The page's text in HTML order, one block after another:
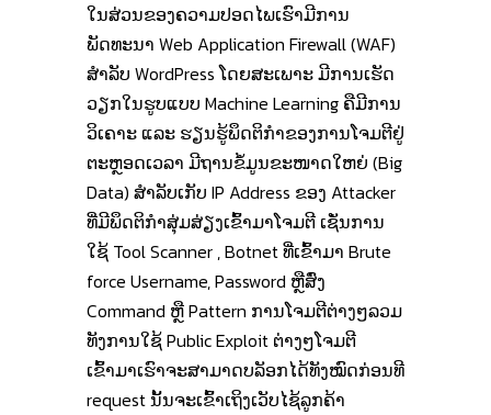
ໃນສ່ວນຂອງຄວາມປອດໄພເຮົາມີການ
ພັດທະນາ Web Application Firewall (WAF)
ສໍາລັບ WordPress ໂດຍສະເພາະ ມີການເຮັດ
ວຽກໃນຮູບແບບ Machine Learning ຄືມີການ
ວິເຄາະ ແລະ ຮຽນຮູ້ພຶດຕິກໍາຂອງການໂຈມຕີຢູ່
ຕະຫຼອດເວລາ ມີຖານຂໍ້ມູນຂະໜາດໃຫຍ່ (Big
Data) ສໍາລັບເກັບ IP Address ຂອງ Attacker
ທີ່ມີພຶດຕິກໍາສຸ່ມສ່ຽງເຂົ້າມາໂຈມຕີ ເຊັ່ນການ
ໃຊ້ Tool Scanner , Botnet ທີ່ເຂົ້າມາ Brute
force Username, Password ຫຼືສົ່ງ
Command ຫຼື Pattern ການໂຈມຕີຕ່າງໆລວມ
ທັງການໃຊ້ Public Exploit ຕ່າງໆໂຈມຕີ
ເຂົ້າມາເຮົາຈະສາມາດບລັອກໄດ້ທັງໝົດກ່ອນທີ
request ນັ້ນຈະເຂົ້າເຖິງເວັບໄຊ້ລູກຄ້າ